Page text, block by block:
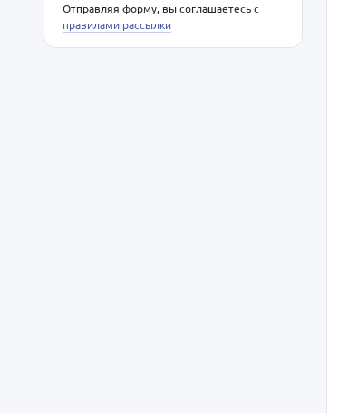
Отправляя форму, вы соглашаетесь с
правилами рассылки